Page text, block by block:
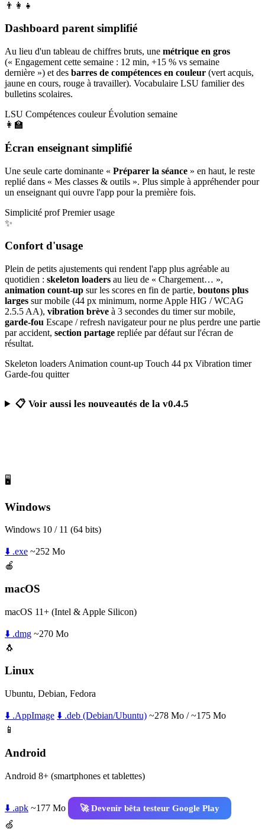
👨‍👩‍👧
Dashboard parent simplifié
Au lieu d'un tableau de chiffres bruts, une métrique en gros
(« Engagement cette semaine : 12 min, +15 % vs semaine
dernière ») et des barres de compétences en couleur (vert acquis,
jaune en cours, rouge à travailler). Vocabulaire LSU familier des
bulletins scolaires.
LSU Compétences couleur Évolution semaine
👩‍🏫
Écran enseignant simplifié
Une seule carte dominante « Préparer la séance » en haut, le reste
replié dans « Mes classes & outils ». Plus simple à appréhender pour
un enseignant qui ouvre l'app pour la première fois.
Simplicité prof Premier usage
✨
Confort d'usage
Plein de petits ajustements qui rendent l'app plus agréable au
quotidien : skeleton loaders au lieu de « Chargement… »,
animation count-up sur les scores en fin de partie, boutons plus
larges sur mobile (44 px minimum, norme Apple HIG / WCAG
2.5.5 AA), vibration brève à 3 secondes du timer sur mobile,
garde-fou Escape / refresh navigateur pour ne plus perdre une partie
par accident, section partage repliée par défaut sur l'écran de
résultat.
Skeleton loaders Animation count-up Touch 44 px Vibration timer
Garde-fou quitter
📋 Voir aussi les nouveautés de la v0.4.5
🖥️
Windows
Windows 10 / 11 (64 bits)
⬇️ .exe ~252 Mo
🍎
macOS
macOS 11+ (Intel & Apple Silicon)
⬇️ .dmg ~270 Mo
🐧
Linux
Ubuntu, Debian, Fedora
⬇️ .AppImage ⬇️ .deb (Debian/Ubuntu) ~278 Mo / ~175 Mo
📱
Android
Android 8+ (smartphones et tablettes)
⬇️ .apk ~177 Mo
🚀 Devenir bêta testeur Google Play
🍏